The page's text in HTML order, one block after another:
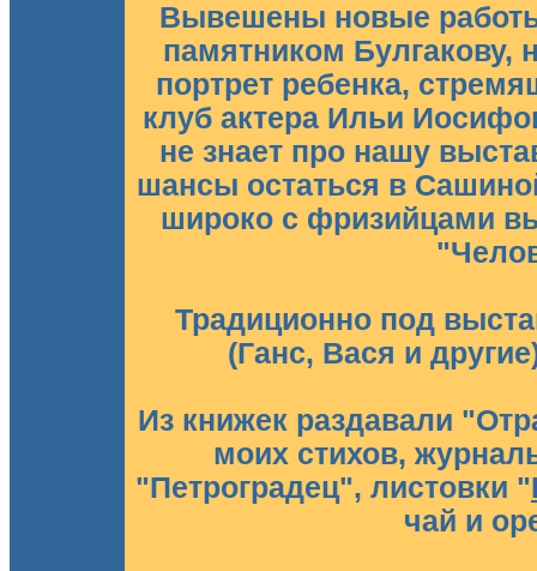
Вывешены новые
памятником Булгакову,
портрет ребенка,
клуб актера Ильи
не знает про нашу
шансы остаться в
широко с фризийцами
Традиционно под
(Ганс, Вася и
Из книжек раздавали
моих стихов,
"Петроградец", листовки "
чай и